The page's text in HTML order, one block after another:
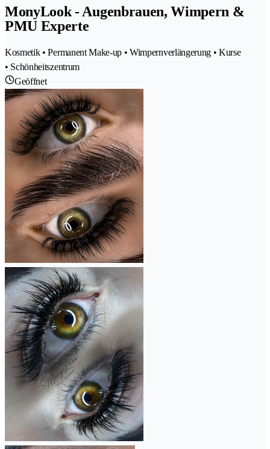
MonyLook - Augenbrauen, Wimpern &
PMU Experte
Kosmetik • Permanent Make-up • Wimpernverlängerung • Kurse
• Schönheitszentrum
Geöffnet